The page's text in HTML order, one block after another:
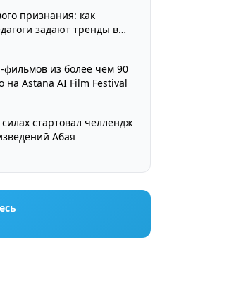
признания: как
задают тренды в
из более чем 90
на Astana AI Film Festival
стартовал челлендж
Абая